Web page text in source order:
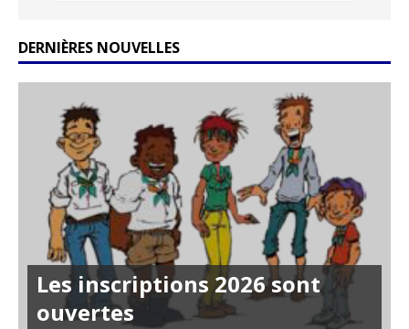
DERNIÈRES NOUVELLES
Les inscriptions 2026 sont
ouvertes